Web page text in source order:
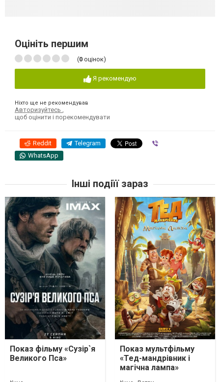
Оцініть першим
(0 оцінок)
Я рекомендую
Ніхто ще не рекомендував
Авторизуйтесь
щоб оцінити і порекомендувати
Reddit Telegram
WhatsApp
Інші подіїї зараз
Показ фільму «Сузір`я
Великого Пса»
Показ мультфільму
«Тед-мандрівник і
магічна лампа»